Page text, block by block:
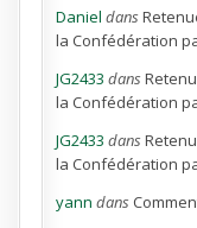
Daniel dans
la Confédération
JG2433 dans
la Confédération
JG2433 dans
la Confédération
yann dans